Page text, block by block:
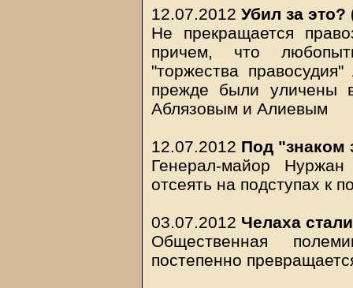
12.07.2012 Убил за это?
Не прекращается
причем, что
"торжества
прежде были уличены
Аблязовым и Алиевым
12.07.2012 Под "знаком
Генерал-майор
отсеять на подступах к
03.07.2012 Челаха
Общественная
постепенно